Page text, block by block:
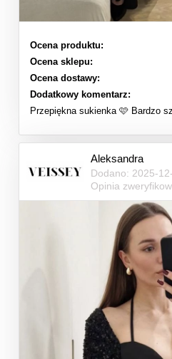
Ocena produktu:
Ocena sklepu:
Ocena dostawy:
Dodatkowy komentarz:
Przepiękna sukienka 🩷 Bardzo
Aleksandra
Dodano: 2025-
Opinia